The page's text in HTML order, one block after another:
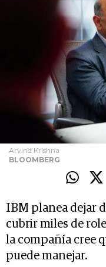
Arvind Krishna
BLOOMBERG
IBM planea dejar
cubrir miles de
la compañía cree
puede manejar.